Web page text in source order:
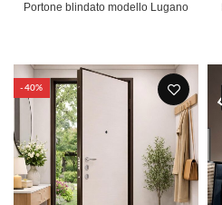
Portone blindato modello Lugano
-40%